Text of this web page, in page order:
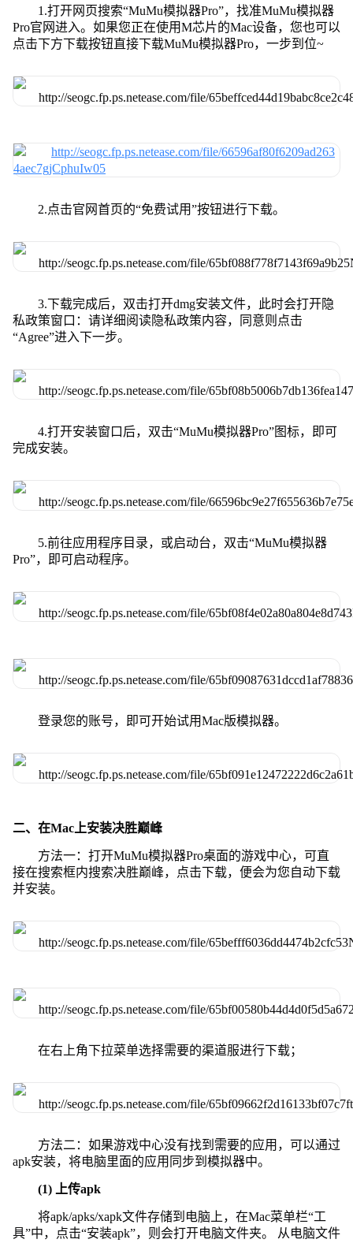
1.打开网页搜索“MuMu模拟器Pro”，找准MuMu模拟器
Pro官网进入。如果您正在使用M芯片的Mac设备，您也可以
点击下方下载按钮直接下载MuMu模拟器Pro，一步到位~
2.点击官网首页的“免费试用”按钮进行下载。
3.下载完成后，双击打开dmg安装文件，此时会打开隐
私政策窗口：请详细阅读隐私政策内容，同意则点击
“Agree”进入下一步。
4.打开安装窗口后，双击“MuMu模拟器Pro”图标，即可
完成安装。
5.前往应用程序目录，或启动台，双击“MuMu模拟器
Pro”，即可启动程序。
登录您的账号，即可开始试用Mac版模拟器。
二、在Mac上安装决胜巅峰
方法一：打开MuMu模拟器Pro桌面的游戏中心，可直
接在搜索框内搜索决胜巅峰，点击下载，便会为您自动下载
并安装。
在右上角下拉菜单选择需要的渠道服进行下载；
方法二：如果游戏中心没有找到需要的应用，可以通过
apk安装，将电脑里面的应用同步到模拟器中。
(1) 上传apk
将apk/apks/xapk文件存储到电脑上，在Mac菜单栏“工
具”中，点击“安装apk”，则会打开电脑文件夹。 从电脑文件